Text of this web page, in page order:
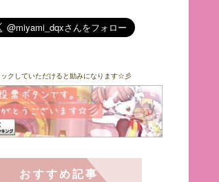
ックしていただけると励みになります☆彡
おすすめ記事